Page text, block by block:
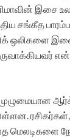
இசை
சங்கீத
ஒலிகளை
மெலடிகளை